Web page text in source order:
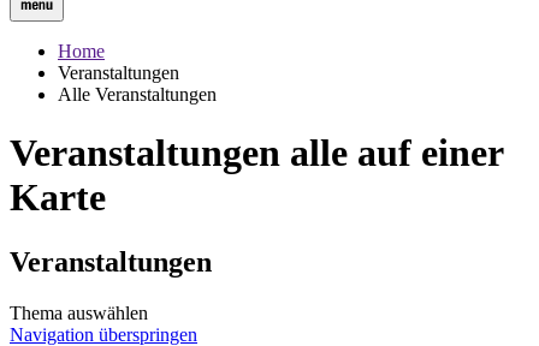
Home
Veranstaltungen
Alle Veranstaltungen
Veranstaltungen alle auf einer
Karte
Veranstaltungen
Thema auswählen
Navigation überspringen